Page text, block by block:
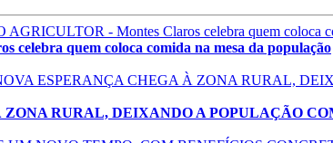
quem coloca comida na mesa da população
RURAL, DEIXANDO A POPULAÇÃO